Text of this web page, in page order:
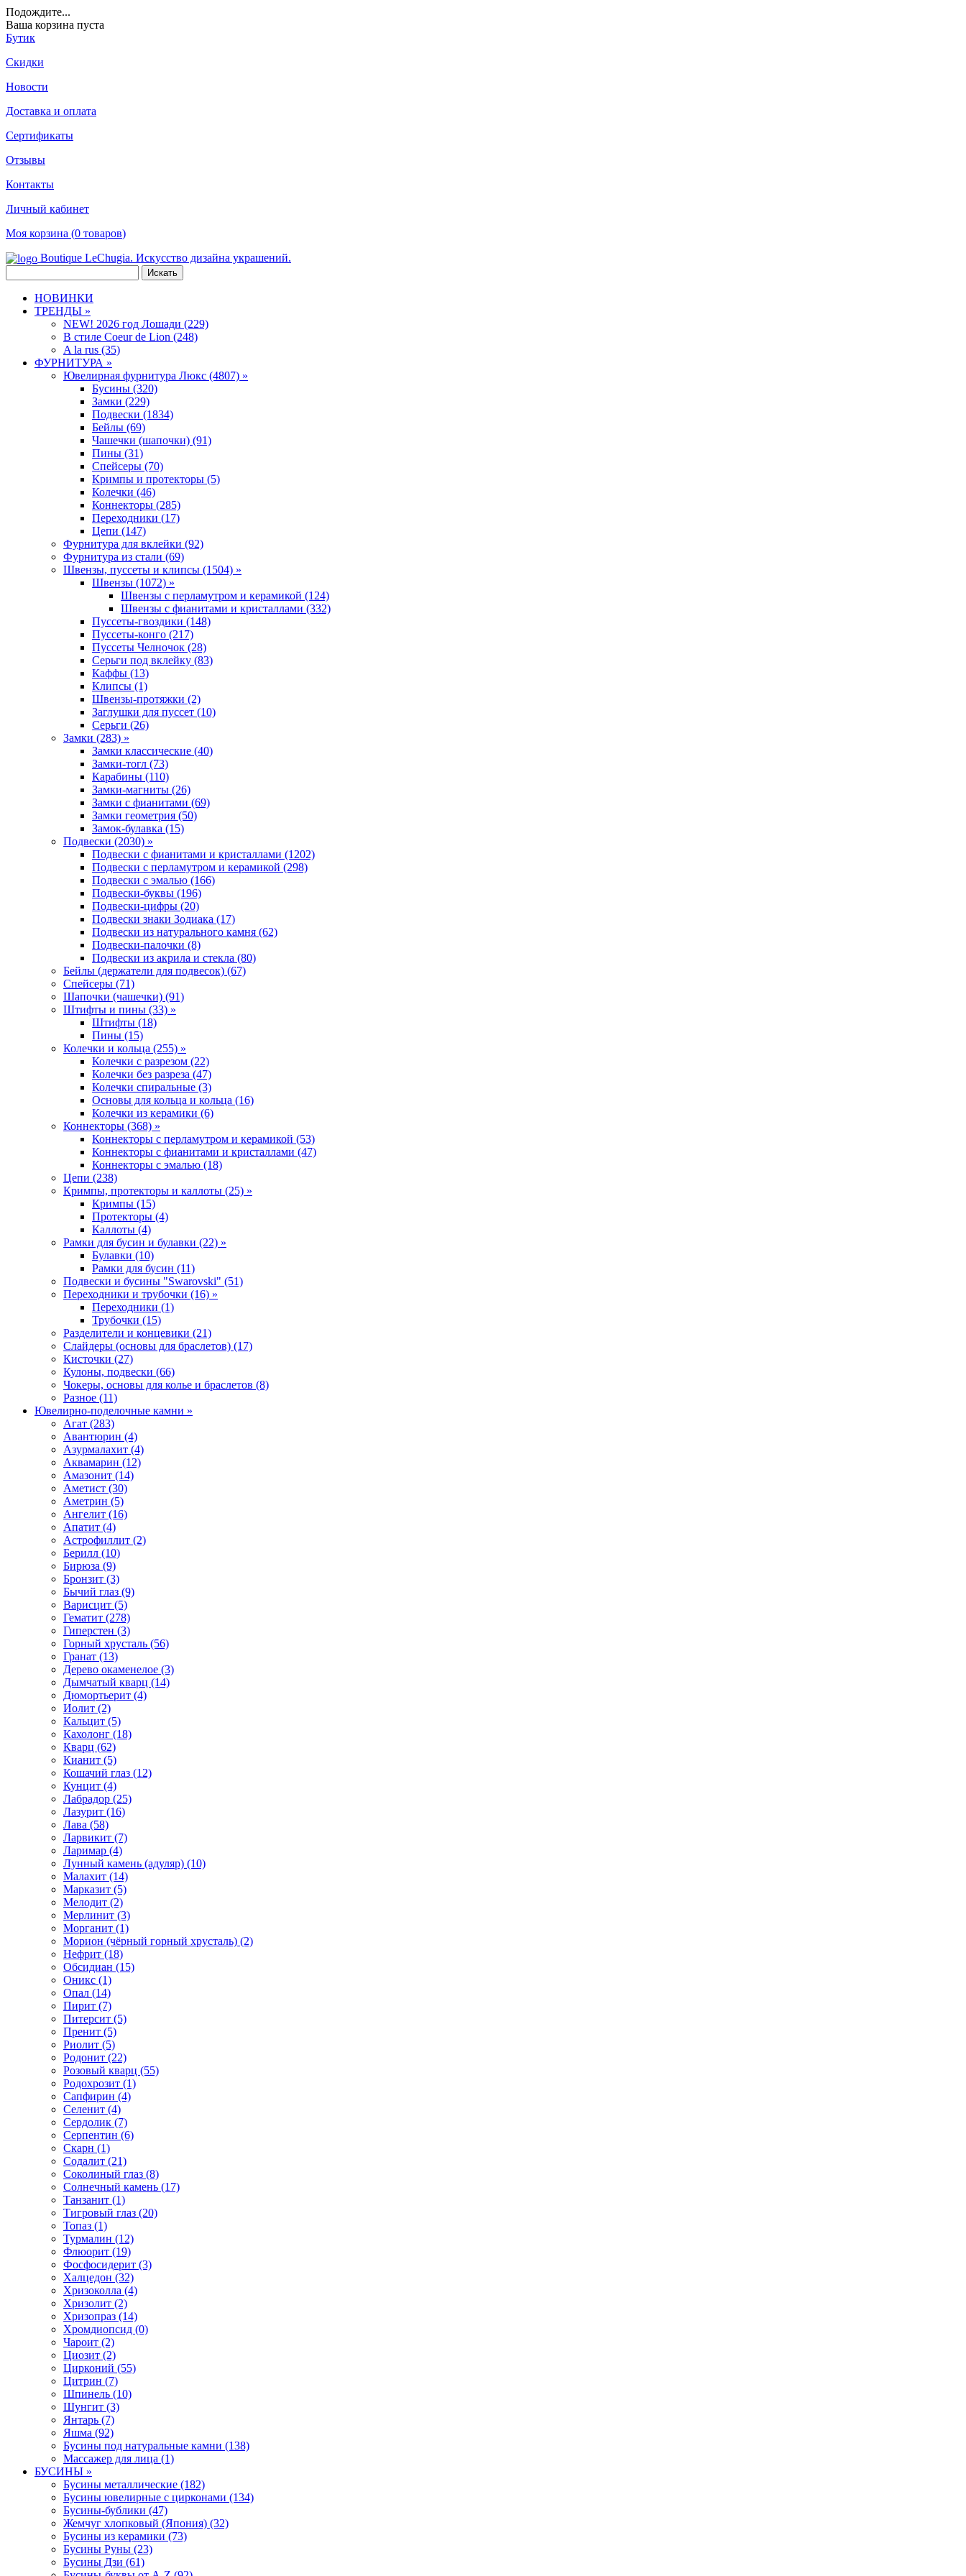
Подождите...
Ваша корзина пуста
Бутик
Скидки
Новости
Доставка и оплата
Сертификаты
Отзывы
Контакты
Личный кабинет
Моя корзина (0 товаров)
Boutique LeChugia. Искусство дизайна украшений.
НОВИНКИ
ТРЕНДЫ »
NEW! 2026 год Лошади (229)
В стиле Coeur de Lion (248)
A la rus (35)
ФУРНИТУРА »
Ювелирная фyрнитyра Люкс (4807) »
Бусины (320)
Замки (229)
Подвески (1834)
Бейлы (69)
Чашечки (шапочки) (91)
Пины (31)
Спейсеры (70)
Кримпы и протекторы (5)
Колечки (46)
Коннекторы (285)
Переходники (17)
Цепи (147)
Фурнитура для вклейки (92)
Фурнитура из стали (69)
Швензы, пуссеты и клипсы (1504) »
Швензы (1072) »
Швензы с перламутром и керамикой (124)
Швензы с фианитами и кристаллами (332)
Пуссеты-гвоздики (148)
Пуссеты-конго (217)
Пуссеты Челночок (28)
Серьги под вклейку (83)
Каффы (13)
Клипсы (1)
Швензы-протяжки (2)
Заглушки для пуссет (10)
Серьги (26)
Замки (283) »
Замки классические (40)
Замки-тогл (73)
Карабины (110)
Замки-магниты (26)
Замки с фианитами (69)
Замки геометрия (50)
Замок-булавка (15)
Подвески (2030) »
Подвески с фианитами и кристаллами (1202)
Подвески с перламутром и керамикой (298)
Подвески с эмалью (166)
Подвески-буквы (196)
Подвески-цифры (20)
Подвески знаки Зодиака (17)
Подвески из натурального камня (62)
Подвески-палочки (8)
Подвески из акрила и стекла (80)
Бейлы (держатели для подвесок) (67)
Спейсеры (71)
Шапочки (чашечки) (91)
Штифты и пины (33) »
Штифты (18)
Пины (15)
Колечки и кольца (255) »
Колечки с разрезом (22)
Колечки без разреза (47)
Колечки спиральные (3)
Основы для кольца и кольца (16)
Колечки из керамики (6)
Коннекторы (368) »
Коннекторы с перламутром и керамикой (53)
Коннекторы с фианитами и кристаллами (47)
Коннекторы с эмалью (18)
Цепи (238)
Кримпы, протекторы и каллоты (25) »
Кримпы (15)
Протекторы (4)
Каллоты (4)
Рамки для бусин и булавки (22) »
Булавки (10)
Рамки для бусин (11)
Подвески и бусины "Swarovski" (51)
Переходники и трубочки (16) »
Переходники (1)
Трубочки (15)
Разделители и концевики (21)
Слайдеры (основы для браслетов) (17)
Кисточки (27)
Кулоны, подвески (66)
Чокеры, основы для колье и браслетов (8)
Разное (11)
Ювелирно-поделочные камни »
Агат (283)
Авантюрин (4)
Азурмалахит (4)
Аквамарин (12)
Амазонит (14)
Аметист (30)
Аметрин (5)
Ангелит (16)
Апатит (4)
Астрофиллит (2)
Берилл (10)
Бирюза (9)
Бронзит (3)
Бычий глаз (9)
Варисцит (5)
Гематит (278)
Гиперстен (3)
Горный хрусталь (56)
Гранат (13)
Дерево окаменелое (3)
Дымчатый кварц (14)
Дюмортьерит (4)
Иолит (2)
Кальцит (5)
Кахолонг (18)
Кварц (62)
Кианит (5)
Кошачий глаз (12)
Кунцит (4)
Лабрадор (25)
Лазурит (16)
Лава (58)
Ларвикит (7)
Ларимар (4)
Лунный камень (адуляр) (10)
Малахит (14)
Марказит (5)
Мелодит (2)
Мерлинит (3)
Морганит (1)
Морион (чёрный горный хрусталь) (2)
Нефрит (18)
Обсидиан (15)
Оникс (1)
Опал (14)
Пирит (7)
Питерсит (5)
Пренит (5)
Риолит (5)
Родонит (22)
Розовый кварц (55)
Родохрозит (1)
Сапфирин (4)
Селенит (4)
Сердолик (7)
Серпентин (6)
Скарн (1)
Содалит (21)
Соколиный глаз (8)
Солнечный камень (17)
Танзанит (1)
Тигровый глаз (20)
Топаз (1)
Турмалин (12)
Флюорит (19)
Фосфосидерит (3)
Халцедон (32)
Хризоколла (4)
Хризолит (2)
Хризопраз (14)
Хромдиопсид (0)
Чароит (2)
Циозит (2)
Цирконий (55)
Цитрин (7)
Шпинель (10)
Шунгит (3)
Янтарь (7)
Яшма (92)
Бусины под натуральные камни (138)
Массажер для лица (1)
БУСИНЫ »
Бусины металлические (182)
Бусины ювелирные с цирконами (134)
Бусины-бублики (47)
Жемчуг хлопковый (Япония) (32)
Бусины из керамики (73)
Бусины Руны (23)
Бусины Дзи (61)